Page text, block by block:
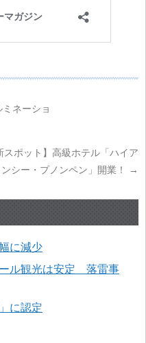
ネーショ
スポット】高級ホテル「ハイア
シー・プノンペン」開業！
→
に減少
ール観光は安定 落雷事
に認定